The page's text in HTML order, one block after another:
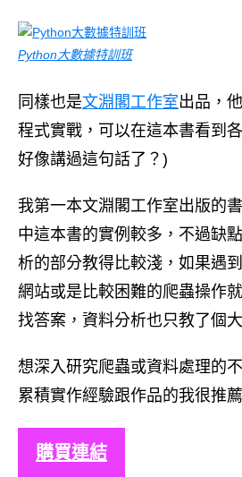
Python大數據特訓班
同樣也是文淵閣工作室出品，
程式實戰，可以在這本書看到
好像講過這句話了？)
我第一本文淵閣工作室出版的
中這本書的實例較多，不過缺
析的部分教得比較淺，如果遇
網站或是比較困難的爬蟲操作
找答案，資料分析也只教了個大
想深入研究爬蟲或資料處理的
累積實作經驗跟作品的我很推薦
購買連結